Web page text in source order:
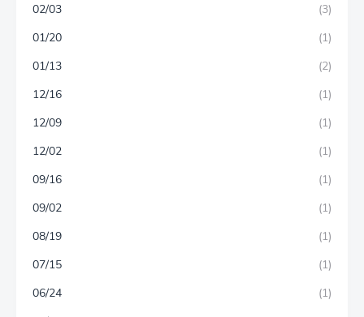
02/03
(3)
01/20
(1)
01/13
(2)
12/16
(1)
12/09
(1)
12/02
(1)
09/16
(1)
09/02
(1)
08/19
(1)
07/15
(1)
06/24
(1)